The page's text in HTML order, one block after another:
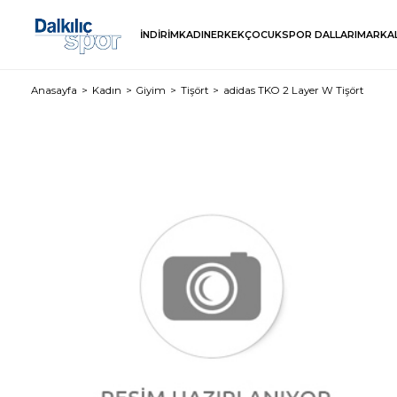
İNDİRİMKADINERKEKÇOCUKSPOR DALLARI
Anasayfa Kadın Giyim Tişört adidas TKO 2 Layer W Tişört